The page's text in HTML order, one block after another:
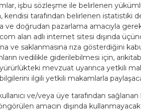
işbu sözleşme ile belirlenen
kendisi tarafından belirlenen istatistiki
ve doğrudan pazarlama amacıyla
alan adlı internet sitesi dışında
ve saklanmasına rıza gösterdiğini
ivedilikle giderilebilmesi için,
mevzuat uyarınca yetkili
ilgili yetkili makamlarla
ve/veya üye tarafından
amacın dışında